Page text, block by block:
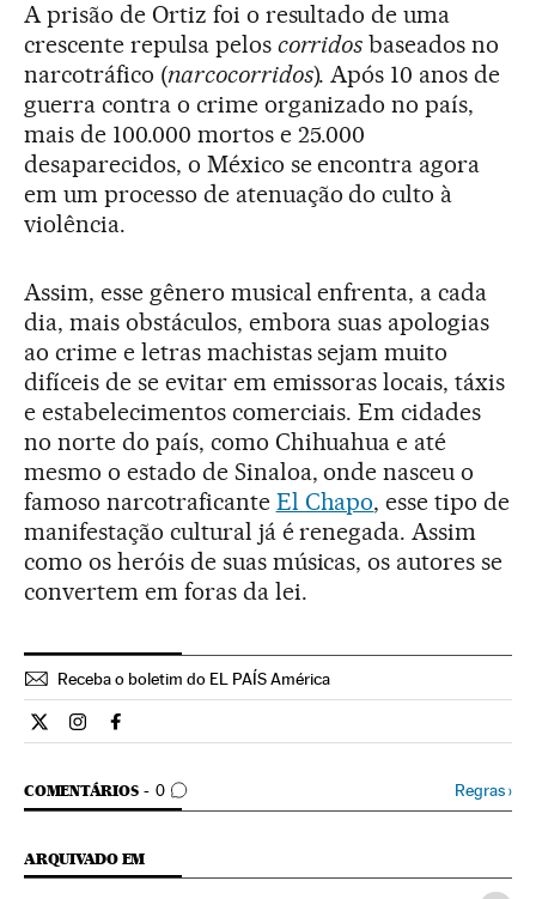
A prisão de Ortiz foi o resultado de uma
crescente repulsa pelos corridos baseados no
narcotráfico (narcocorridos). Após 10 anos de
guerra contra o crime organizado no país,
mais de 100.000 mortos e 25.000
desaparecidos, o México se encontra agora
em um processo de atenuação do culto à
violência.
Assim, esse gênero musical enfrenta, a cada
dia, mais obstáculos, embora suas apologias
ao crime e letras machistas sejam muito
difíceis de se evitar em emissoras locais, táxis
e estabelecimentos comerciais. Em cidades
no norte do país, como Chihuahua e até
mesmo o estado de Sinaloa, onde nasceu o
famoso narcotraficante El Chapo, esse tipo de
manifestação cultural já é renegada. Assim
como os heróis de suas músicas, os autores se
convertem em foras da lei.
Receba o boletim do EL PAÍS América
Internacional El País Brasil en Twitter
Internacional El País Brasil en Instagram
Internacional El País Brasil en Facebook
COMENTÁRIOS 0
COMENTÁRIOS Regras›
ARQUIVADO EM